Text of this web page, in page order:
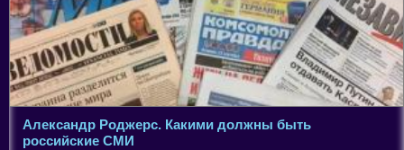
Александр Роджерс. Какими должны быть
российские СМИ